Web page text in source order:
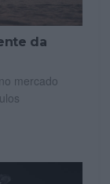
da
mercado